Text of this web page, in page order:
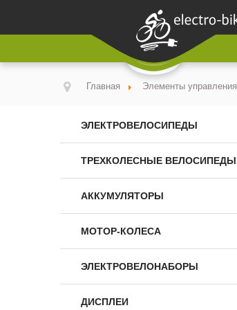
Главная Элементы управления
ЭЛЕКТРОВЕЛОСИПЕДЫ
ТРЕХКОЛЕСНЫЕ ВЕЛОСИПЕДЫ
АККУМУЛЯТОРЫ
МОТОР-КОЛЕСА
ЭЛЕКТРОВЕЛОНАБОРЫ
ДИСПЛЕИ